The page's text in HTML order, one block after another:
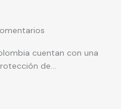
cuentan con una
de...